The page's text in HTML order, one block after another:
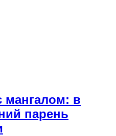
мангалом: в
парень